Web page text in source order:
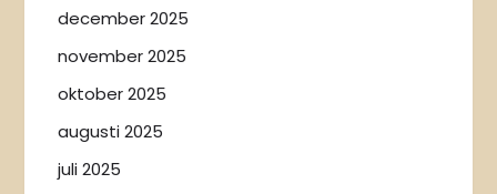
december 2025
november 2025
oktober 2025
augusti 2025
juli 2025